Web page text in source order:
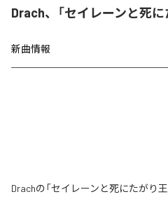
Drach、「セイレーンと死
新曲情報
Drachの「セイレーンと死にたがり